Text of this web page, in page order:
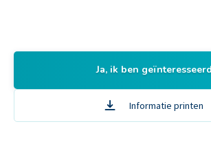
Ja, ik ben geïnteresseerd
Informatie printen